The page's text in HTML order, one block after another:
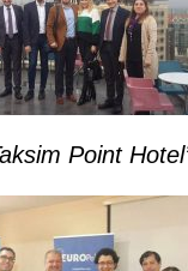
Point